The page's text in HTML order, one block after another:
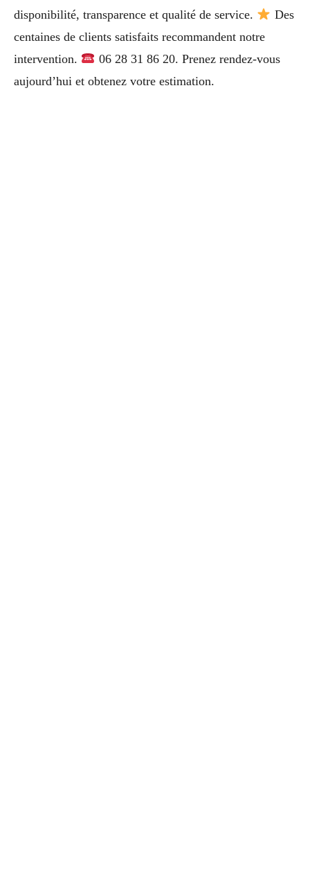
disponibilité, transparence et qualité de service.
Des
centaines de clients satisfaits recommandent notre
intervention.
06 28 31 86 20. Prenez rendez-vous
aujourd’hui et obtenez votre estimation.